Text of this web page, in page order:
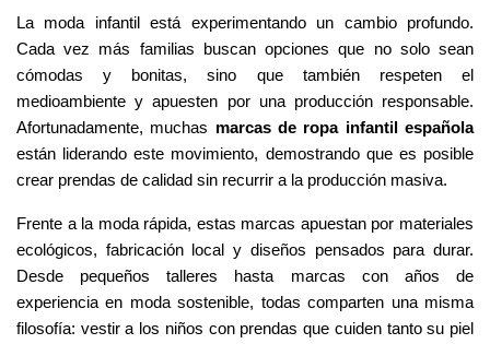
La moda infantil está experimentando un cambio profundo.
Cada vez más familias buscan opciones que no solo sean
cómodas y bonitas, sino que también respeten el
medioambiente y apuesten por una producción responsable.
Afortunadamente, muchas marcas de ropa infantil española
están liderando este movimiento, demostrando que es posible
crear prendas de calidad sin recurrir a la producción masiva.
Frente a la moda rápida, estas marcas apuestan por materiales
ecológicos, fabricación local y diseños pensados para durar.
Desde pequeños talleres hasta marcas con años de
experiencia en moda sostenible, todas comparten una misma
filosofía: vestir a los niños con prendas que cuiden tanto su piel